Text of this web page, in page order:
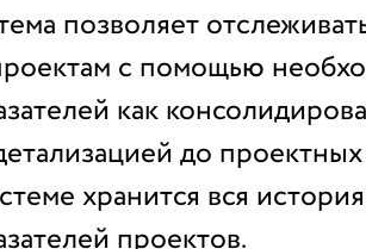
позволяет
с помощью
как
до
хранится вся
проектов.